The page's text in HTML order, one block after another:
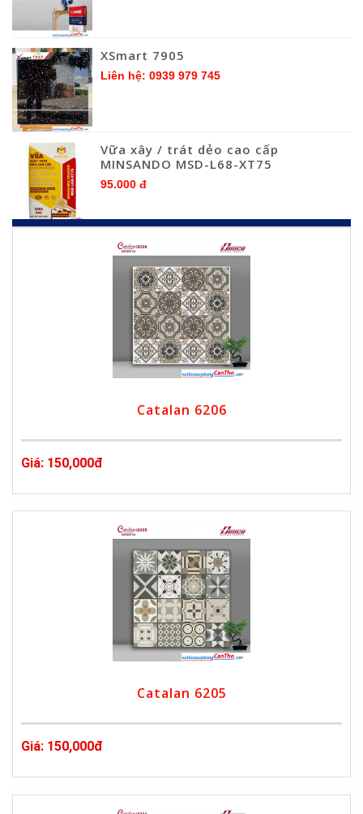
XSmart 7905
Liên hệ: 0939 979 745
Vữa xây / trát dẻo cao cấp
MINSANDO MSD-L68-XT75
95.000 đ
Catalan 6206
Giá: 150,000đ
Catalan 6205
Giá: 150,000đ